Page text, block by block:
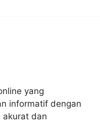
yang
informatif dengan
akurat dan